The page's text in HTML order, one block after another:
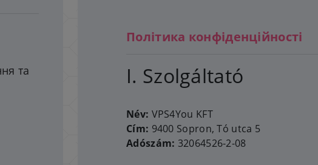
та
Політика конфіденційності
I. Szolgáltató
Név: VPS4You KFT
Cím: 9400 Sopron, Tó utca 5
Adószám: 32064526-2-08